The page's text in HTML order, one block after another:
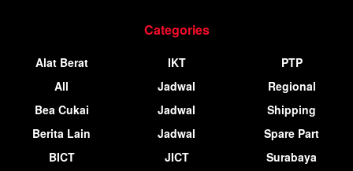
Categories
Alat Berat
All
Bea Cukai
Berita Lain
BICT
IKT
Jadwal
Jadwal
Jadwal
JICT
PTP
Regional
Shipping
Spare Part
Surabaya